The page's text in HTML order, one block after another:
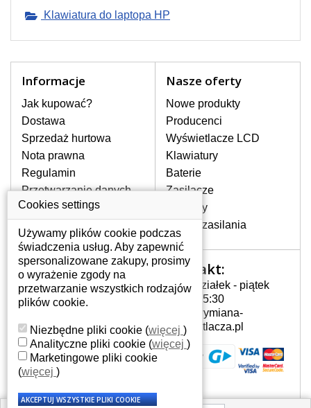
swojej pozycji? Kup nową klawiaturę,
Oferujemy oryginalne klawiatury w
stronie internetowej ją znajdziesz za
pomocy wyszukiwarki. Wystarczy znać
model laptopa. Przy każdej klawiaturze
nie może brakować szczególowe zdjęcie
do aktualnego stanu naszego magazynu.
W JAKI SPOSÓB MOŻE SIĘ
PRZEJAWIAĆ USTERKA
Częstymi objawami są pomijanie liter
czy wyświetlanie innych liter oraz
dublowanie tych samych znaków. W
przypadku podlicia klawisze nie
powrócą do pierwotnej pozycji. Albo
też uszkodzenie mechaniczne, np.
JAK TO DZIAŁA?
Klawiatura składa się z kilku
warstw folii, z których przewodzą
przewodzące warstwy.
Klawiatura do laptopa HP
Informacje
Jak kupować?
Dostawa
Sprzedaż hurtowa
Nota prawna
Regulamin
Przetwarzanie danych
osobowych
Gdzie nas znajdziesz
Nasze oferty
Nowe produkty
Producenci
Wyświetlacze LCD
Klawiatury
Baterie
Zasilacze
Zawiasy
Złącza zasilania
Twoje konto
Twoje konto
Dane osobowe
Adresy
Historia zamówień
Kontakt:
Poniedziałek - piątek
7:00 - 15:30
info@wymiana-
wyswietlacza.pl
Cookies settings
Używamy plików cookie podczas
świadczenia usług. Aby zapewnić
spersonalizowane zakupy, prosimy
o wyrażenie zgody na
przetwarzanie wszystkich rodzajów
plików cookie.
Niezbędne pliki cookie (więcej )
Analityczne pliki cookie (więcej )
Marketingowe pliki cookie
(więcej )